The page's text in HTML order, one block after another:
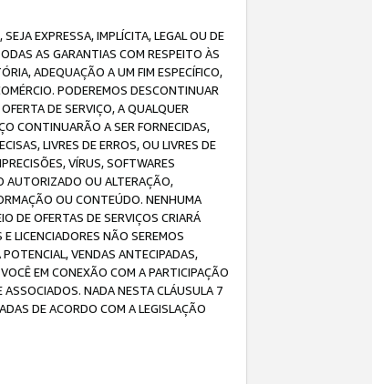
EXPRESSA, IMPLÍCITA, LEGAL OU DE
AS GARANTIAS COM RESPEITO ÀS
ADEQUAÇÃO A UM FIM ESPECÍFICO,
PODEREMOS DESCONTINUAR
DE SERVIÇO, A QUALQUER
CONTINUARÃO A SER FORNECIDAS,
LIVRES DE ERROS, OU LIVRES DE
VÍRUS, SOFTWARES
AUTORIZADO OU ALTERAÇÃO,
OU CONTEÚDO. NENHUMA
DE OFERTAS DE SERVIÇOS CRIARÁ
LICENCIADORES NÃO SEREMOS
VENDAS ANTECIPADAS,
EM CONEXÃO COM A PARTICIPAÇÃO
NADA NESTA CLÁUSULA 7
DE ACORDO COM A LEGISLAÇÃO